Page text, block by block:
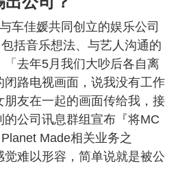
车佳媛共同创立的娱乐公司
括音乐想法、与艺人沟通的
去年5月我们大吵后各自离
路电视画面，说我没有工作
朋友在一起的画面传给我，接
公司讯息群组宣布『将MC
Made相关业务之
难以形容，简单说就是被公